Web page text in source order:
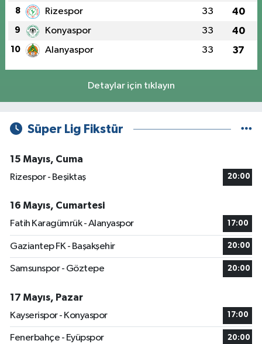
8 Rizespor 33 40
9 Konyaspor 33 40
10 Alanyaspor 33 37
Detaylar için tıklayın
Süper Lig Fikstür
15 Mayıs, Cuma
Rizespor - Beşiktaş
20:00
16 Mayıs, Cumartesi
Fatih Karagümrük - Alanyaspor
17:00
Gaziantep FK - Başakşehir 20:00
Samsunspor - Göztepe 20:00
17 Mayıs, Pazar
Kayserispor - Konyaspor
17:00
Fenerbahçe - Eyüpspor 20:00